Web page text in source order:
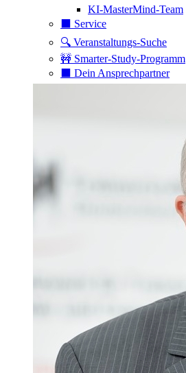
KI-MasterMind-Team
⬛️ Service
🔍 Veranstaltungs-Suche
🚧 Smarter-Study-Programm
⬛️ Dein Ansprechpartner